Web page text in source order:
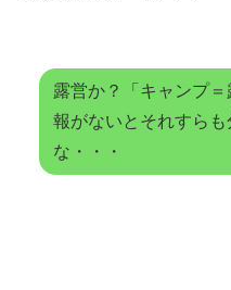
露営か？「キャンプ
報がないとそれすらも
な・・・